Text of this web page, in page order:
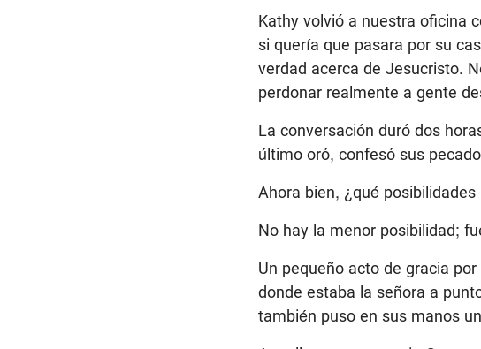
Kathy volvió a nuestra oficina
si quería que pasara por su
verdad acerca de Jesucristo.
perdonar realmente a gente
La conversación duró dos
último oró, confesó sus
Ahora bien, ¿qué
No hay la menor posibilidad;
Un pequeño acto de gracia
donde estaba la señora a
también puso en sus manos